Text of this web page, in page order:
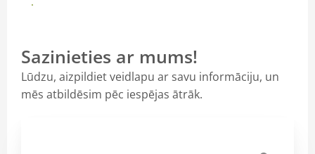
Sazināties ar pārdevēju
Sazinieties ar mums!
Lūdzu, aizpildiet veidlapu ar savu informāciju, un
mēs atbildēsim pēc iespējas ātrāk.